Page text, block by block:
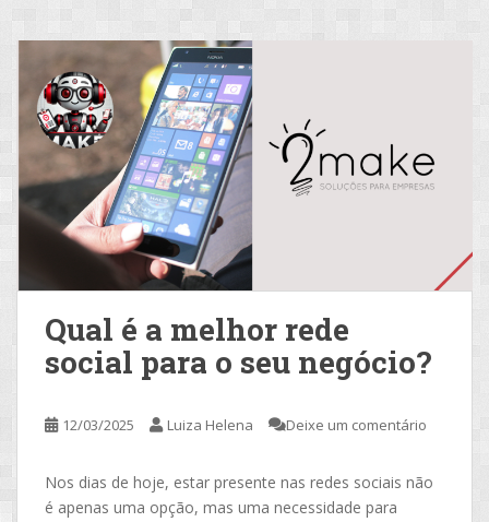
Qual é a melhor rede
social para o seu negócio?
12/03/2025 Luiza Helena Deixe um comentário
Nos dias de hoje, estar presente nas redes sociais não
é apenas uma opção, mas uma necessidade para